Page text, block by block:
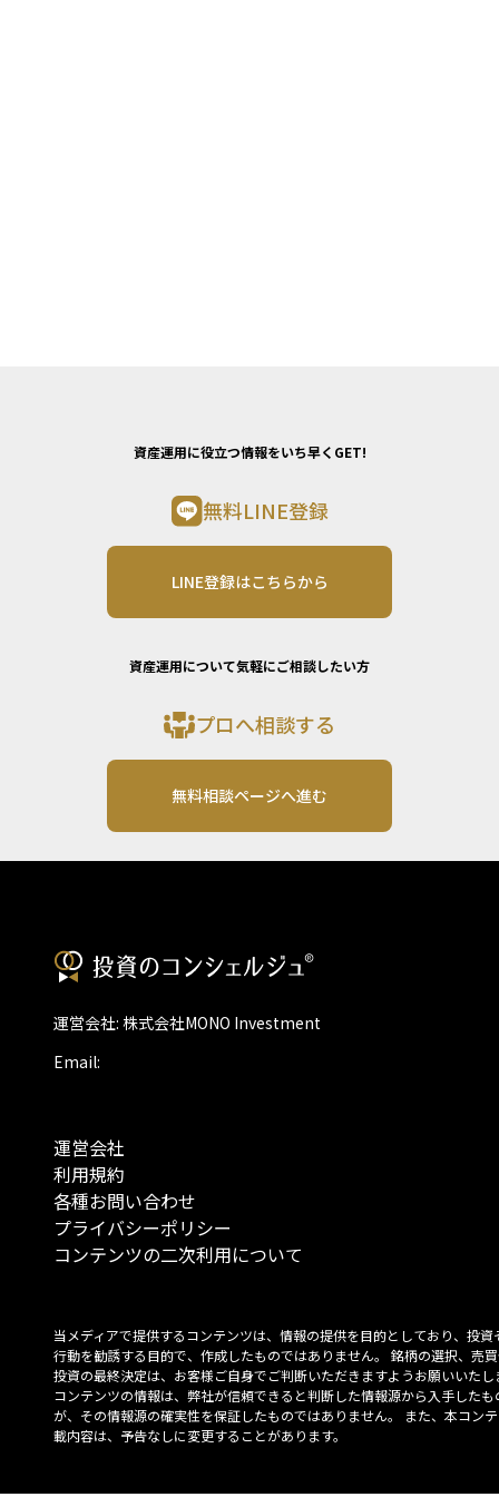
資産運用に役立つ情報をいち早くGET!
無料LINE登録
LINE登録はこちらから
資産運用について気軽にご相談したい方
プロへ相談する
無料相談ページへ進む
運営会社: 株式会社MONO Investment
Email:
運営会社
利用規約
各種お問い合わせ
プライバシーポリシー
コンテンツの二次利用について
当メディアで提供するコンテンツは、情報の提供を目的としており、投資
行動を勧誘する目的で、作成したものではありません。 銘柄の選択、売
投資の最終決定は、お客様ご自身でご判断いただきますようお願いいたし
コンテンツの情報は、弊社が信頼できると判断した情報源から入手したも
が、その情報源の確実性を保証したものではありません。 また、本コン
載内容は、予告なしに変更することがあります。